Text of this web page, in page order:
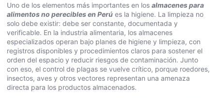
Uno de los elementos más importantes en los almacenes para
alimentos no perecibles en Perú es la higiene. La limpieza no
solo debe existir: debe ser constante, documentada y
verificable. En la industria alimentaria, los almacenes
especializados operan bajo planes de higiene y limpieza, con
registros disponibles y procedimientos claros para sostener el
orden del espacio y reducir riesgos de contaminación. Junto
con eso, el control de plagas se vuelve crítico, porque roedores,
insectos, aves y otros vectores representan una amenaza
directa para los productos almacenados.